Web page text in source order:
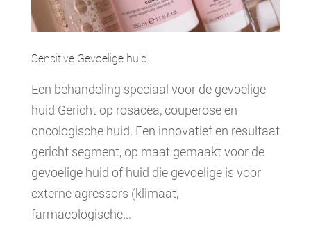
Sensitive Gevoelige huid
Een behandeling speciaal voor de gevoelige
huid Gericht op rosacea, couperose en
oncologische huid. Een innovatief en resultaat
gericht segment, op maat gemaakt voor de
gevoelige huid of huid die gevoelige is voor
externe agressors (klimaat,
farmacologische...